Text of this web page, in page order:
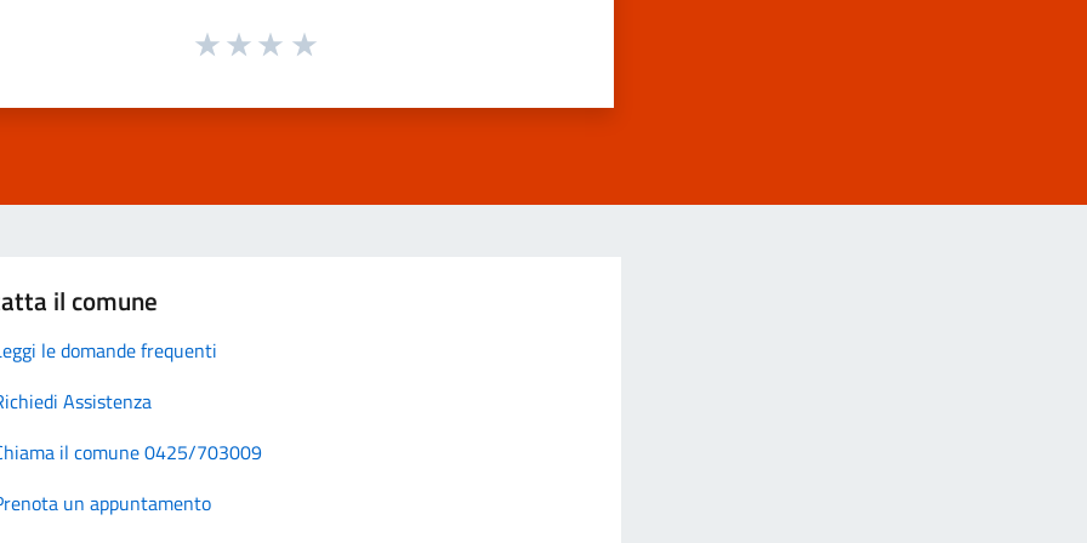
il comune
le domande frequenti
Assistenza
il comune 0425/703009
un appuntamento